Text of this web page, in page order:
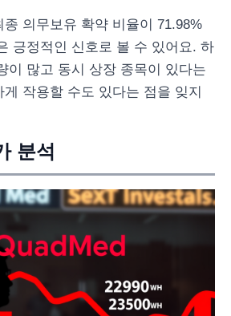
의무보유 확약 비율이 71.98%
긍정적인 신호로 볼 수 있어요. 하
이 많고 동시 상장 종목이 있다는
작용할 수도 있다는 점을 잊지
분석